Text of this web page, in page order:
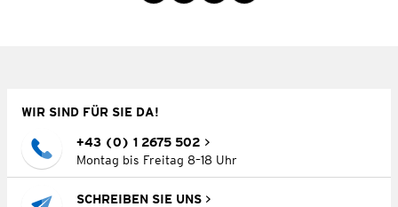
WIR SIND FÜR SIE DA!
+43 (0) 1 2675 502
Montag bis Freitag 8–18 Uhr
SCHREIBEN SIE UNS